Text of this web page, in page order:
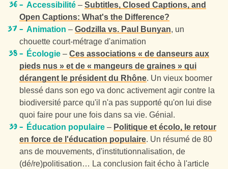
Accessibilité –Subtitles, Closed Captions, and
Open Captions: What's the Difference?
Animation –Godzilla vs. Paul Bunyan, un
chouette court-métrage d'animation
Écologie –Ces associations « de danseurs aux
pieds nus » et de « mangeurs de graines » qui
dérangent le président du Rhône. Un vieux boomer
blessé dans son ego va donc activement agir contre la
biodiversité parce qu'il n'a pas supporté qu'on lui dise
quoi faire pour une fois dans sa vie. Génial.
Éducation populaire – Politique et écolo, le retour
en force de l'éducation populaire. Un résumé de 80
ans de mouvements, d'institutionnalisation, de
(dé/re)politisation… La conclusion fait écho à l'article